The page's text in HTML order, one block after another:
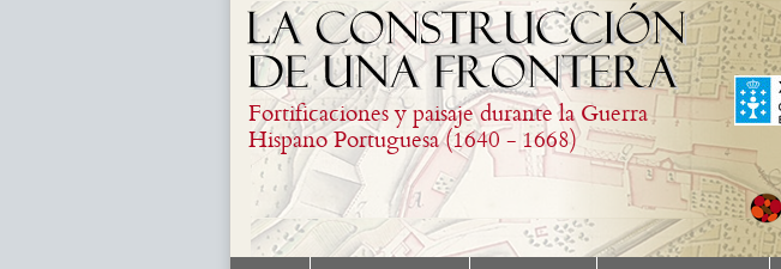
Fortificaciones y paisaje durante la Guerra
Hispano Portuguesa (1640 - 1668)